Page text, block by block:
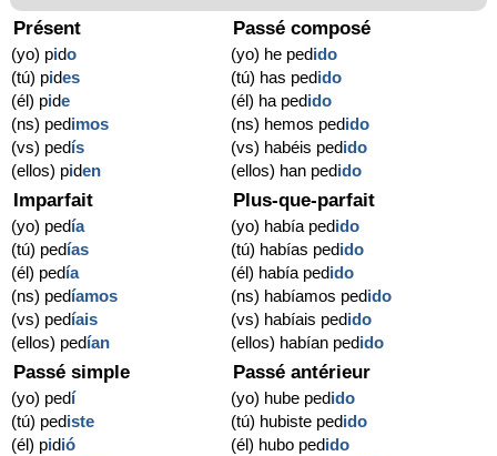
Présent
(yo) pido
(tú) pides
(él) pide
(ns) pedimos
(vs) pedís
(ellos) piden
Passé composé
(yo) he pedido
(tú) has pedido
(él) ha pedido
(ns) hemos pedido
(vs) habéis pedido
(ellos) han pedido
Imparfait
(yo) pedía
(tú) pedías
(él) pedía
(ns) pedíamos
(vs) pedíais
(ellos) pedían
Plus-que-parfait
(yo) había pedido
(tú) habías pedido
(él) había pedido
(ns) habíamos pedido
(vs) habíais pedido
(ellos) habían pedido
Passé simple
(yo) pedí
(tú) pediste
(él) pidió
Passé antérieur
(yo) hube pedido
(tú) hubiste pedido
(él) hubo pedido